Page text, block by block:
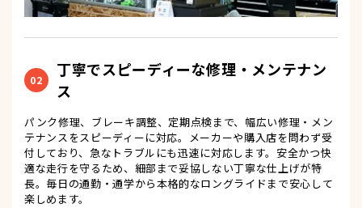
02
丁寧でスピーディーな修理・メンテナン
ス
パンク修理、ブレーキ調整、定期点検まで、幅広い修理・メン
テナンスをスピーディーに対応。メーカーや購入店を問わず受
付しており、急なトラブルにも迅速に対応します。安全かつ快
適な走行を守るため、細部まで妥協しない丁寧な仕上げが特
長。毎日の通勤・通学から本格的なロングライドまで安心して
楽しめます。